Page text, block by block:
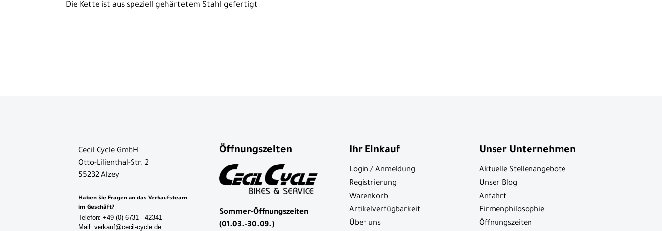
Rahmenschlösser
Die Kette ist aus speziell gehärtetem Stahl gefertigt
Cecil Cycle GmbH
Otto-Lilienthal-Str. 2
55232 Alzey
Haben Sie Fragen an das Verkaufsteam
im Geschäft?
Telefon: +49 (0) 6731 - 42341
Mail: verkauf@cecil-cycle.de
Öffnungszeiten
Sommer-Öffnungszeiten
(01.03.-30.09.)
Ihr Einkauf
Login / Anmeldung
Registrierung
Warenkorb
Artikelverfügbarkeit
Über uns
Unser Unternehmen
Aktuelle Stellenangebote
Unser Blog
Anfahrt
Firmenphilosophie
Öffnungszeiten